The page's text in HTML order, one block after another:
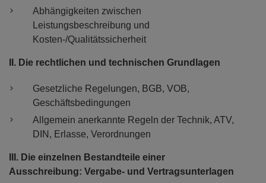
Abhängigkeiten zwischen
Leistungsbeschreibung und
Kosten-/Qualitätssicherheit
II. Die rechtlichen und technischen Grundlagen
Gesetzliche Regelungen, BGB, VOB,
Geschäftsbedingungen
Allgemein anerkannte Regeln der Technik, ATV,
DIN, Erlasse, Verordnungen
III. Die einzelnen Bestandteile einer
Ausschreibung: Vergabe- und Vertragsunterlagen